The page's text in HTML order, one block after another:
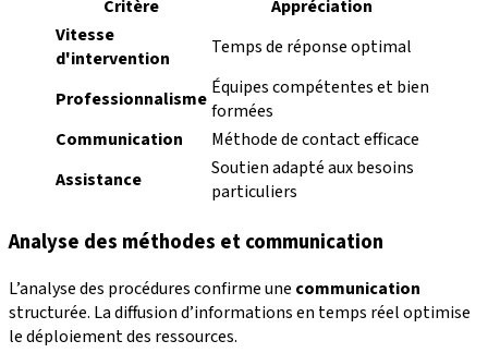
Critère
Appréciation
Vitesse
d'intervention
Temps de réponse optimal
Professionnalisme Équipes compétentes et bien
formées
Communication
Méthode de contact efficace
Assistance
Soutien adapté aux besoins
particuliers
Analyse des méthodes et communication
L’analyse des procédures confirme une communication
structurée. La diffusion d’informations en temps réel optimise
le déploiement des ressources.